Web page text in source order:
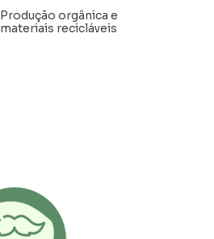
Produção orgânica e com
materiais recicláveis